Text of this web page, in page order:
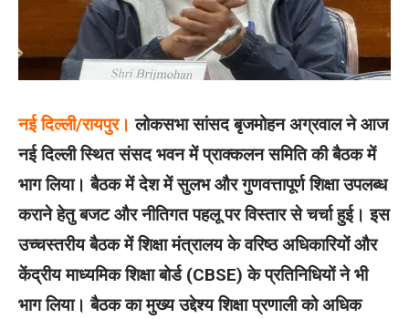
नई दिल्ली/रायपुर। लोकसभा सांसद बृजमोहन अग्रवाल ने आज
नई दिल्ली स्थित संसद भवन में प्राक्कलन समिति की बैठक में
भाग लिया। बैठक में देश में सुलभ और गुणवत्तापूर्ण शिक्षा उपलब्ध
कराने हेतु बजट और नीतिगत पहलू पर विस्तार से चर्चा हुई। इस
उच्चस्तरीय बैठक में शिक्षा मंत्रालय के वरिष्ठ अधिकारियों और
केंद्रीय माध्यमिक शिक्षा बोर्ड (CBSE) के प्रतिनिधियों ने भी
भाग लिया। बैठक का मुख्य उद्देश्य शिक्षा प्रणाली को अधिक